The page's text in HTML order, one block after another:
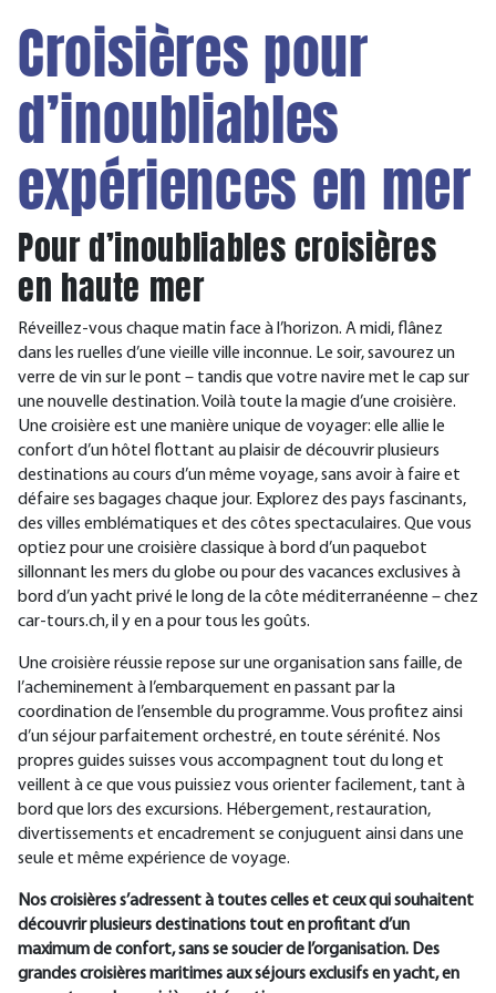
Croisières pour
d’inoubliables
expériences en mer
Pour d’inoubliables croisières
en haute mer
Réveillez-vous chaque matin face à l’horizon. A midi, flânez
dans les ruelles d’une vieille ville inconnue. Le soir, savourez un
verre de vin sur le pont – tandis que votre navire met le cap sur
une nouvelle destination. Voilà toute la magie d’une croisière.
Une croisière est une manière unique de voyager: elle allie le
confort d’un hôtel flottant au plaisir de découvrir plusieurs
destinations au cours d’un même voyage, sans avoir à faire et
défaire ses bagages chaque jour. Explorez des pays fascinants,
des villes emblématiques et des côtes spectaculaires. Que vous
optiez pour une croisière classique à bord d’un paquebot
sillonnant les mers du globe ou pour des vacances exclusives à
bord d’un yacht privé le long de la côte méditerranéenne – chez
car-tours.ch, il y en a pour tous les goûts.
Une croisière réussie repose sur une organisation sans faille, de
l’acheminement à l’embarquement en passant par la
coordination de l’ensemble du programme. Vous profitez ainsi
d’un séjour parfaitement orchestré, en toute sérénité. Nos
propres guides suisses vous accompagnent tout du long et
veillent à ce que vous puissiez vous orienter facilement, tant à
bord que lors des excursions. Hébergement, restauration,
divertissements et encadrement se conjuguent ainsi dans une
seule et même expérience de voyage.
Nos croisières s’adressent à toutes celles et ceux qui souhaitent
découvrir plusieurs destinations tout en profitant d’un
maximum de confort, sans se soucier de l’organisation. Des
grandes croisières maritimes aux séjours exclusifs en yacht, en